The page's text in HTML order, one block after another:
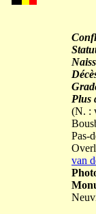
Plus
(N. :
Pas-
van